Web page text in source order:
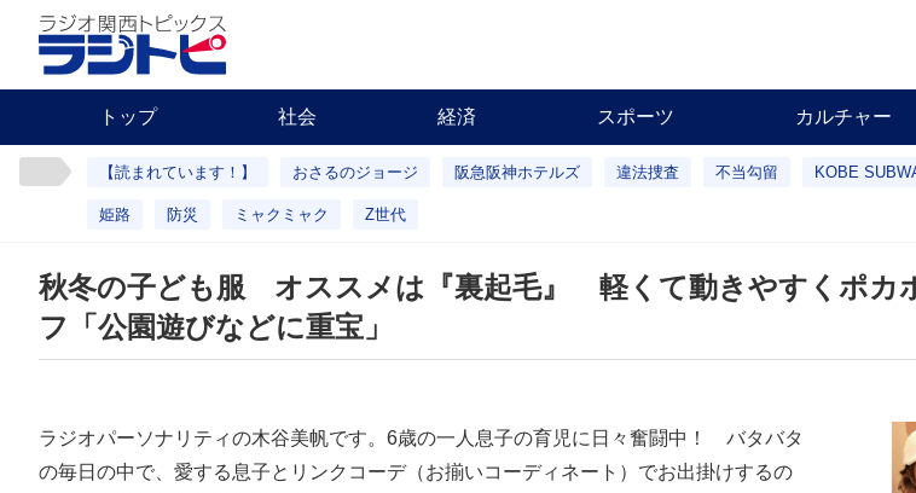
トップ 社会 経済 スポーツ カルチャー
【読まれています！】 おさるのジョージ 阪急阪神ホテルズ 違法捜査 不当勾留 KOBE
姫路 防災 ミャクミャク Z世代
秋冬の子ども服 オススメは『裏起毛』 軽くて動きやすくポカ
フ「公園遊びなどに重宝」
ラジオパーソナリティの木谷美帆です。6歳の一人息子の育児に日々奮闘中！ バタバタ
の毎日の中で、愛する息子とリンクコーデ（お揃いコーディネート）でお出掛けするの